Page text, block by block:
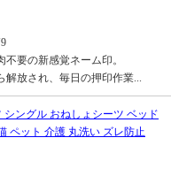
要の新感覚ネーム印。
解放され、毎日の押印作業...
ングル おねしょシーツ ベッド
ペット 介護 丸洗い ズレ防止